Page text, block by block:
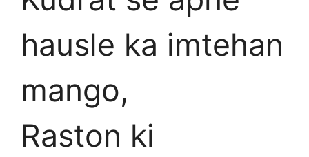
hausle ka imtehan
mango,
Raston ki